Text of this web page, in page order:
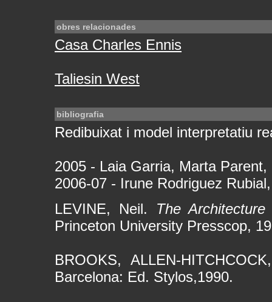
obres relacionades
Casa Charles Ennis
Taliesin West
bibliografia
Redibuixat i model interpretatiu
2005 - Laia Garria, Marta Parent,
2006-07 - Irune Rodriguez
LEVINE, Neil. The
Princeton University Presscop,
BROOKS, ALLEN-
Barcelona: Ed. Stylos,1990.